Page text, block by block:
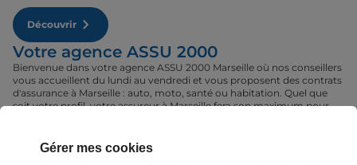
Découvrir
Votre agence ASSU 2000
Bienvenue dans votre agence ASSU 2000 Marseille où nos conseillers
vous accueillent du lundi au vendredi et vous proposent des contrats
d'assurance à Marseille : auto, moto, santé ou habitation. Quel que
soit votre profil, votre assureur à Marseille fera son maximum pour
sera à votre disposition pour réaliser un devis gratuit pour vos
Gérer mes cookies